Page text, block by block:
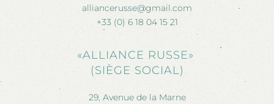
alliancerusse@gmail.com
+33 (0) 6 18 04 15 21
«ALLIANCE RUSSE»
(SIÈGE SOCIAL)
29, Avenue de la Marne